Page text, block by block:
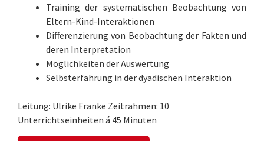
Training der systematischen Beobachtung von
Eltern-Kind-Interaktionen
Differenzierung von Beobachtung der Fakten und
deren Interpretation
Möglichkeiten der Auswertung
Selbsterfahrung in der dyadischen Interaktion
Leitung: Ulrike Franke Zeitrahmen: 10
Unterrichtseinheiten á 45 Minuten